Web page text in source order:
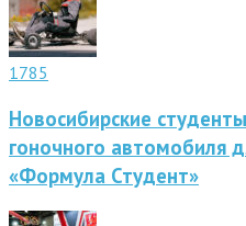
1785
Новосибирские
гоночного автомобиля
«Формула Студент»